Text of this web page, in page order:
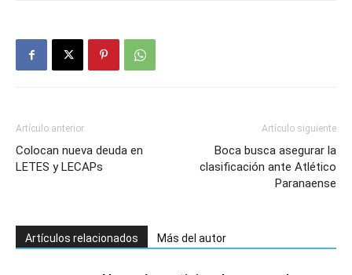
Artículo anterior
Colocan nueva deuda en
LETES y LECAPs
Artículo siguiente
Boca busca asegurar la
clasificación ante Atlético
Paranaense
Artículos relacionados Más del autor